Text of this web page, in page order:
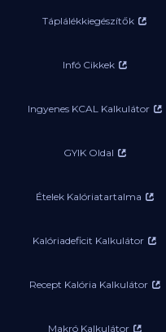
Táplálékkiegészítők
Infó Cikkek
Ingyenes KCAL Kalkulátor
GYIK Oldal
Ételek Kalóriatartalma
Kalóriadeficit Kalkulátor
Recept Kalória Kalkulátor
Makró Kalkulátor